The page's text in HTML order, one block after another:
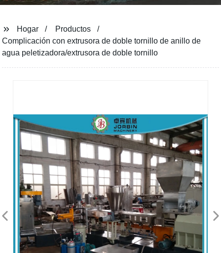
Hogar
Productos
Complicación con extrusora de doble tornillo de anillo de
agua peletizadora/extrusora de doble tornillo